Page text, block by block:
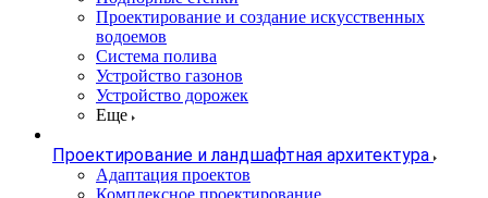
Проектирование и создание искусственных
водоемов
Система полива
Устройство газонов
Устройство дорожек
Еще
Проектирование и ландшафтная архитектура
Адаптация проектов
Комплексное проектирование